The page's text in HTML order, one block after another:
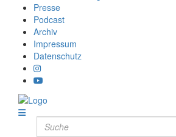
Presse
Podcast
Archiv
Impressum
Datenschutz